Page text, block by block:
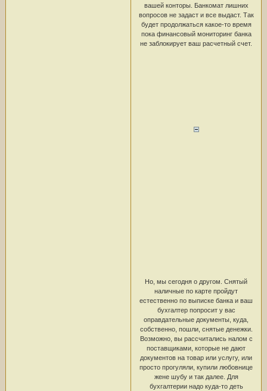
вашей конторы. Банкомат лишних
вопросов не задаст и все выдаст. Так
будет продолжаться какое-то время
пока финансовый мониторинг банка
не заблокирует ваш расчетный счет.
Но, мы сегодня о другом. Снятый
наличные по карте пройдут
естественно по выписке банка и ваш
бухгалтер попросит у вас
оправдательные документы, куда,
собственно, пошли, снятые денежки.
Возможно, вы рассчитались налом с
поставщиками, которые не дают
документов на товар или услугу, или
просто прогуляли, купили любовнице
жене шубу и так далее. Для
бухгалтерии надо куда-то деть